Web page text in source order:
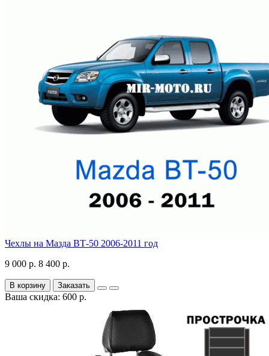
Чехлы на Мазда ВТ-50 2006-2011 год
9 000 р. 8 400 р.
В корзину Заказать
Ваша скидка: 600 р.